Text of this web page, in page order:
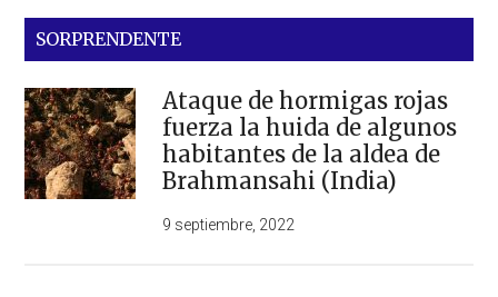
SORPRENDENTE
Ataque de hormigas rojas
fuerza la huida de algunos
habitantes de la aldea de
Brahmansahi (India)
9 septiembre, 2022